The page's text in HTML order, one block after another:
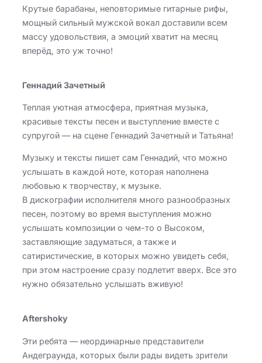
Крутые барабаны, неповторимые гитарные рифы,
мощный сильный мужской вокал доставили всем
массу удовольствия, а эмоций хватит на месяц
вперёд, это уж точно!
Геннадий Зачетный
Теплая уютная атмосфера, приятная музыка,
красивые тексты песен и выступление вместе с
супругой — на сцене Геннадий Зачетный и Татьяна!
Музыку и тексты пишет сам Геннадий, что можно
услышать в каждой ноте, которая наполнена
любовью к творчеству, к музыке.
В дискографии исполнителя много разнообразных
песен, поэтому во время выступления можно
услышать композиции о чем-то о Высоком,
заставляющие задуматься, а также и
сатиристические, в которых можно увидеть себя,
при этом настроение сразу подлетит вверх. Все это
нужно обязательно услышать вживую!
Aftershoky
Эти ребята — неординарные представители
Андеграунда, которых были рады видеть зрители